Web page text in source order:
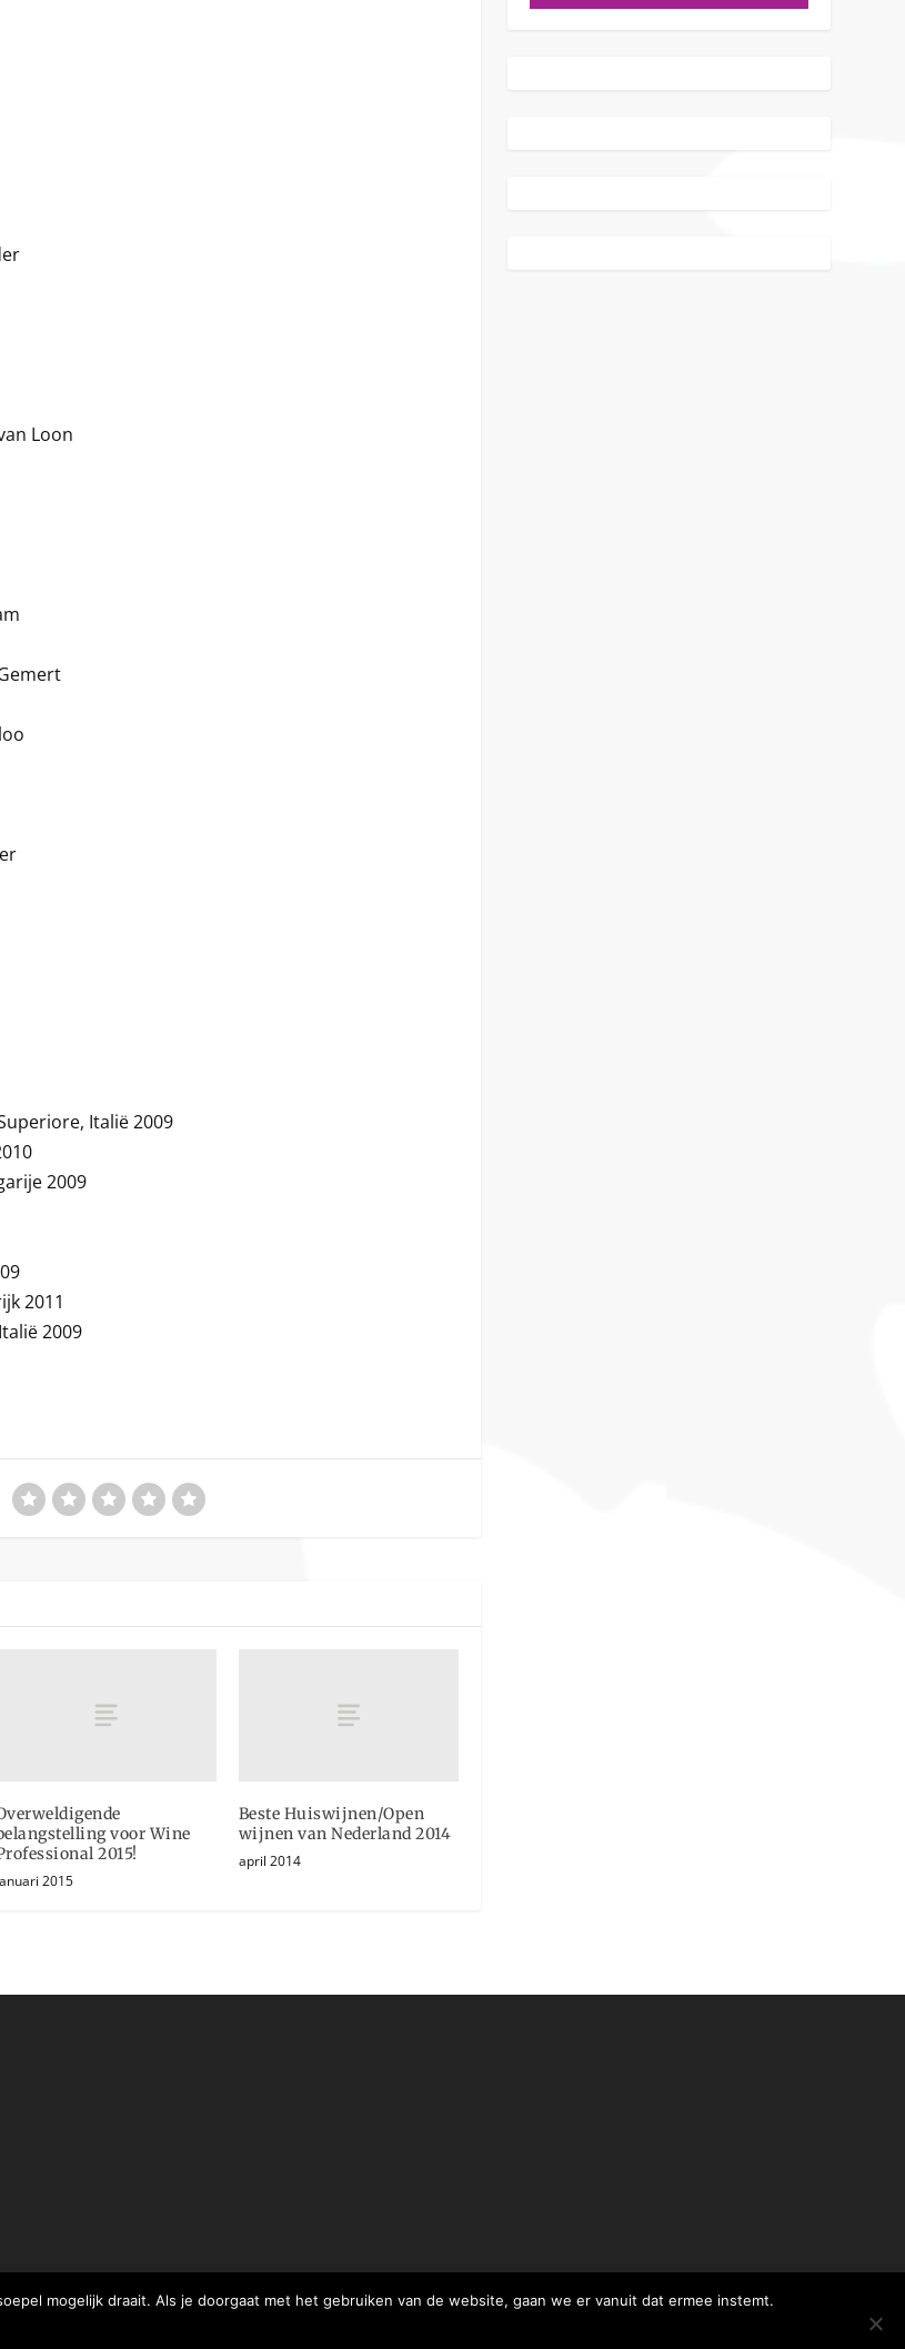
Loon
Italië 2009
2009
2011
2009
voor Wine
2015!
2015
Beste Huiswijnen/Open
wijnen van Nederland 2014
april 2014
mogelijk draait. Als je doorgaat met het gebruiken van de website, gaan we er vanuit dat ermee instemt.